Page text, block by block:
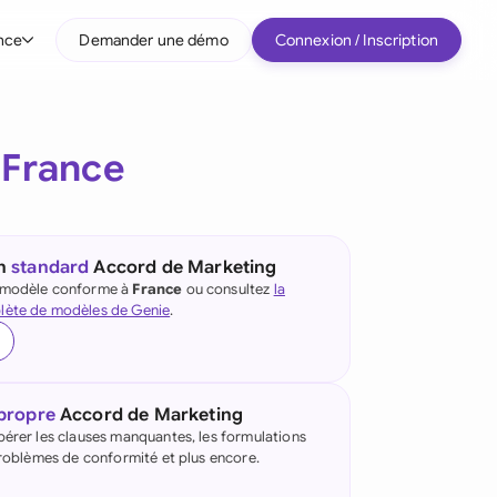
Entreprises intermédiaires
Tous les types d'entreprise
Demander une démo Connexion / Inscription
France
standard Accord de Marketing
conforme à France ou consultez la
de modèles de Genie.
Accord de Marketing
les clauses manquantes, les formulations
de conformité et plus encore.